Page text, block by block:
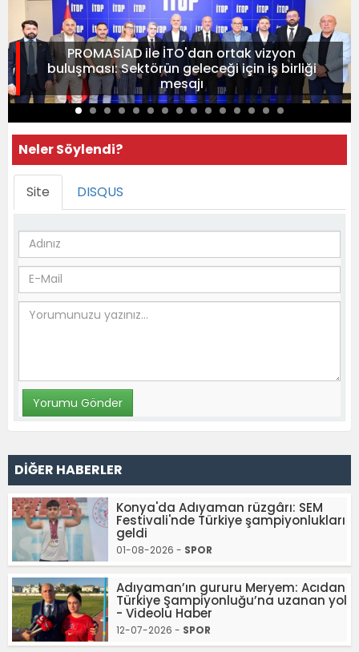
PROMASİAD ile İTO'dan ortak vizyon
buluşması: Sektörün geleceği için iş birliği
mesajı
Neler Söylendi?
Site DISQUS
DİĞER HABERLER
Konya'da Adıyaman rüzgârı: SEM
Festivali'nde Türkiye şampiyonlukları
geldi
01-08-2026 - SPOR
Adıyaman’ın gururu Meryem: Acıdan
Türkiye Şampiyonluğu’na uzanan yol
- Videolu Haber
12-07-2026 - SPOR